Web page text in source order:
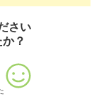
さい
？